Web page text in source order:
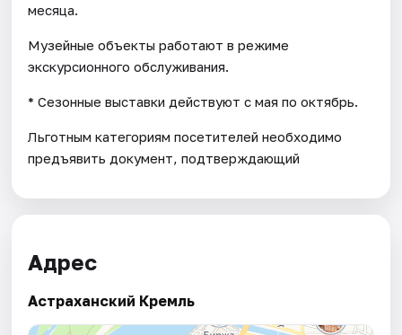
месяца.
Музейные объекты работают в режиме
экскурсионного обслуживания.
* Cезонные выставки действуют с мая по октябрь.
Льготным категориям посетителей необходимо
предъявить документ, подтверждающий
Адрес
Астраханский Кремль